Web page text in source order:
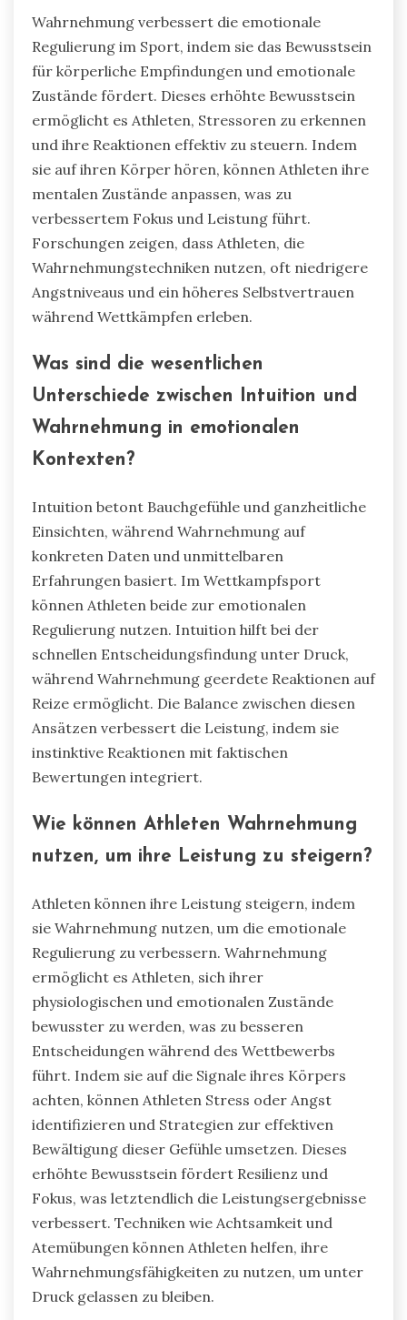
Wahrnehmung verbessert die emotionale
Regulierung im Sport, indem sie das Bewusstsein
für körperliche Empfindungen und emotionale
Zustände fördert. Dieses erhöhte Bewusstsein
ermöglicht es Athleten, Stressoren zu erkennen
und ihre Reaktionen effektiv zu steuern. Indem
sie auf ihren Körper hören, können Athleten ihre
mentalen Zustände anpassen, was zu
verbessertem Fokus und Leistung führt.
Forschungen zeigen, dass Athleten, die
Wahrnehmungstechniken nutzen, oft niedrigere
Angstniveaus und ein höheres Selbstvertrauen
während Wettkämpfen erleben.
Was sind die wesentlichen
Unterschiede zwischen Intuition und
Wahrnehmung in emotionalen
Kontexten?
Intuition betont Bauchgefühle und ganzheitliche
Einsichten, während Wahrnehmung auf
konkreten Daten und unmittelbaren
Erfahrungen basiert. Im Wettkampfsport
können Athleten beide zur emotionalen
Regulierung nutzen. Intuition hilft bei der
schnellen Entscheidungsfindung unter Druck,
während Wahrnehmung geerdete Reaktionen auf
Reize ermöglicht. Die Balance zwischen diesen
Ansätzen verbessert die Leistung, indem sie
instinktive Reaktionen mit faktischen
Bewertungen integriert.
Wie können Athleten Wahrnehmung
nutzen, um ihre Leistung zu steigern?
Athleten können ihre Leistung steigern, indem
sie Wahrnehmung nutzen, um die emotionale
Regulierung zu verbessern. Wahrnehmung
ermöglicht es Athleten, sich ihrer
physiologischen und emotionalen Zustände
bewusster zu werden, was zu besseren
Entscheidungen während des Wettbewerbs
führt. Indem sie auf die Signale ihres Körpers
achten, können Athleten Stress oder Angst
identifizieren und Strategien zur effektiven
Bewältigung dieser Gefühle umsetzen. Dieses
erhöhte Bewusstsein fördert Resilienz und
Fokus, was letztendlich die Leistungsergebnisse
verbessert. Techniken wie Achtsamkeit und
Atemübungen können Athleten helfen, ihre
Wahrnehmungsfähigkeiten zu nutzen, um unter
Druck gelassen zu bleiben.